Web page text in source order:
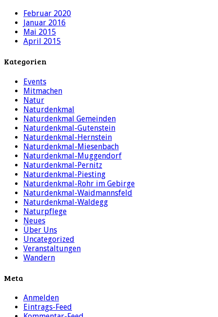
Februar 2020
Januar 2016
Mai 2015
April 2015
Kategorien
Events
Mitmachen
Natur
Naturdenkmal
Naturdenkmal Gemeinden
Naturdenkmal-Gutenstein
Naturdenkmal-Hernstein
Naturdenkmal-Miesenbach
Naturdenkmal-Muggendorf
Naturdenkmal-Pernitz
Naturdenkmal-Piesting
Naturdenkmal-Rohr im Gebirge
Naturdenkmal-Waidmannsfeld
Naturdenkmal-Waldegg
Naturpflege
Neues
Über Uns
Uncategorized
Veranstaltungen
Wandern
Meta
Anmelden
Eintrags-Feed